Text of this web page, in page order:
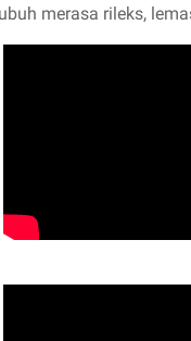
merasa rileks,